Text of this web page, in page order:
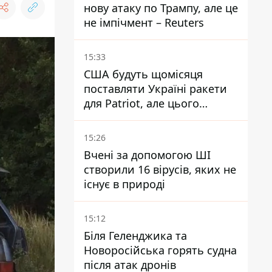
нову атаку по Трампу, але це
не імпічмент – Reuters
15:33
США будуть щомісяця
поставляти Україні ракети
для Patriot, але цього
недостатньо - Зеленський
15:26
Вчені за допомогою ШІ
створили 16 вірусів, яких не
існує в природі
15:12
Біля Геленджика та
Новоросійська горять судна
після атак дронів